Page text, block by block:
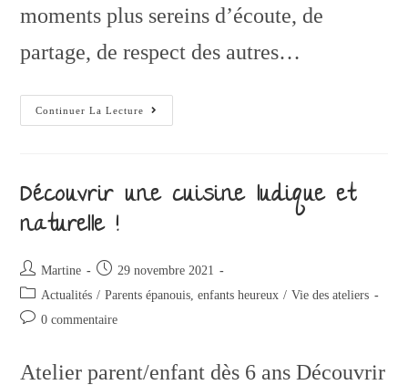
moments plus sereins d’écoute, de
partage, de respect des autres…
Continuer La Lecture
Découvrir une cuisine ludique et
naturelle !
Martine
29 novembre 2021
Actualités / Parents épanouis, enfants heureux / Vie des ateliers
0 commentaire
Atelier parent/enfant dès 6 ans Découvrir